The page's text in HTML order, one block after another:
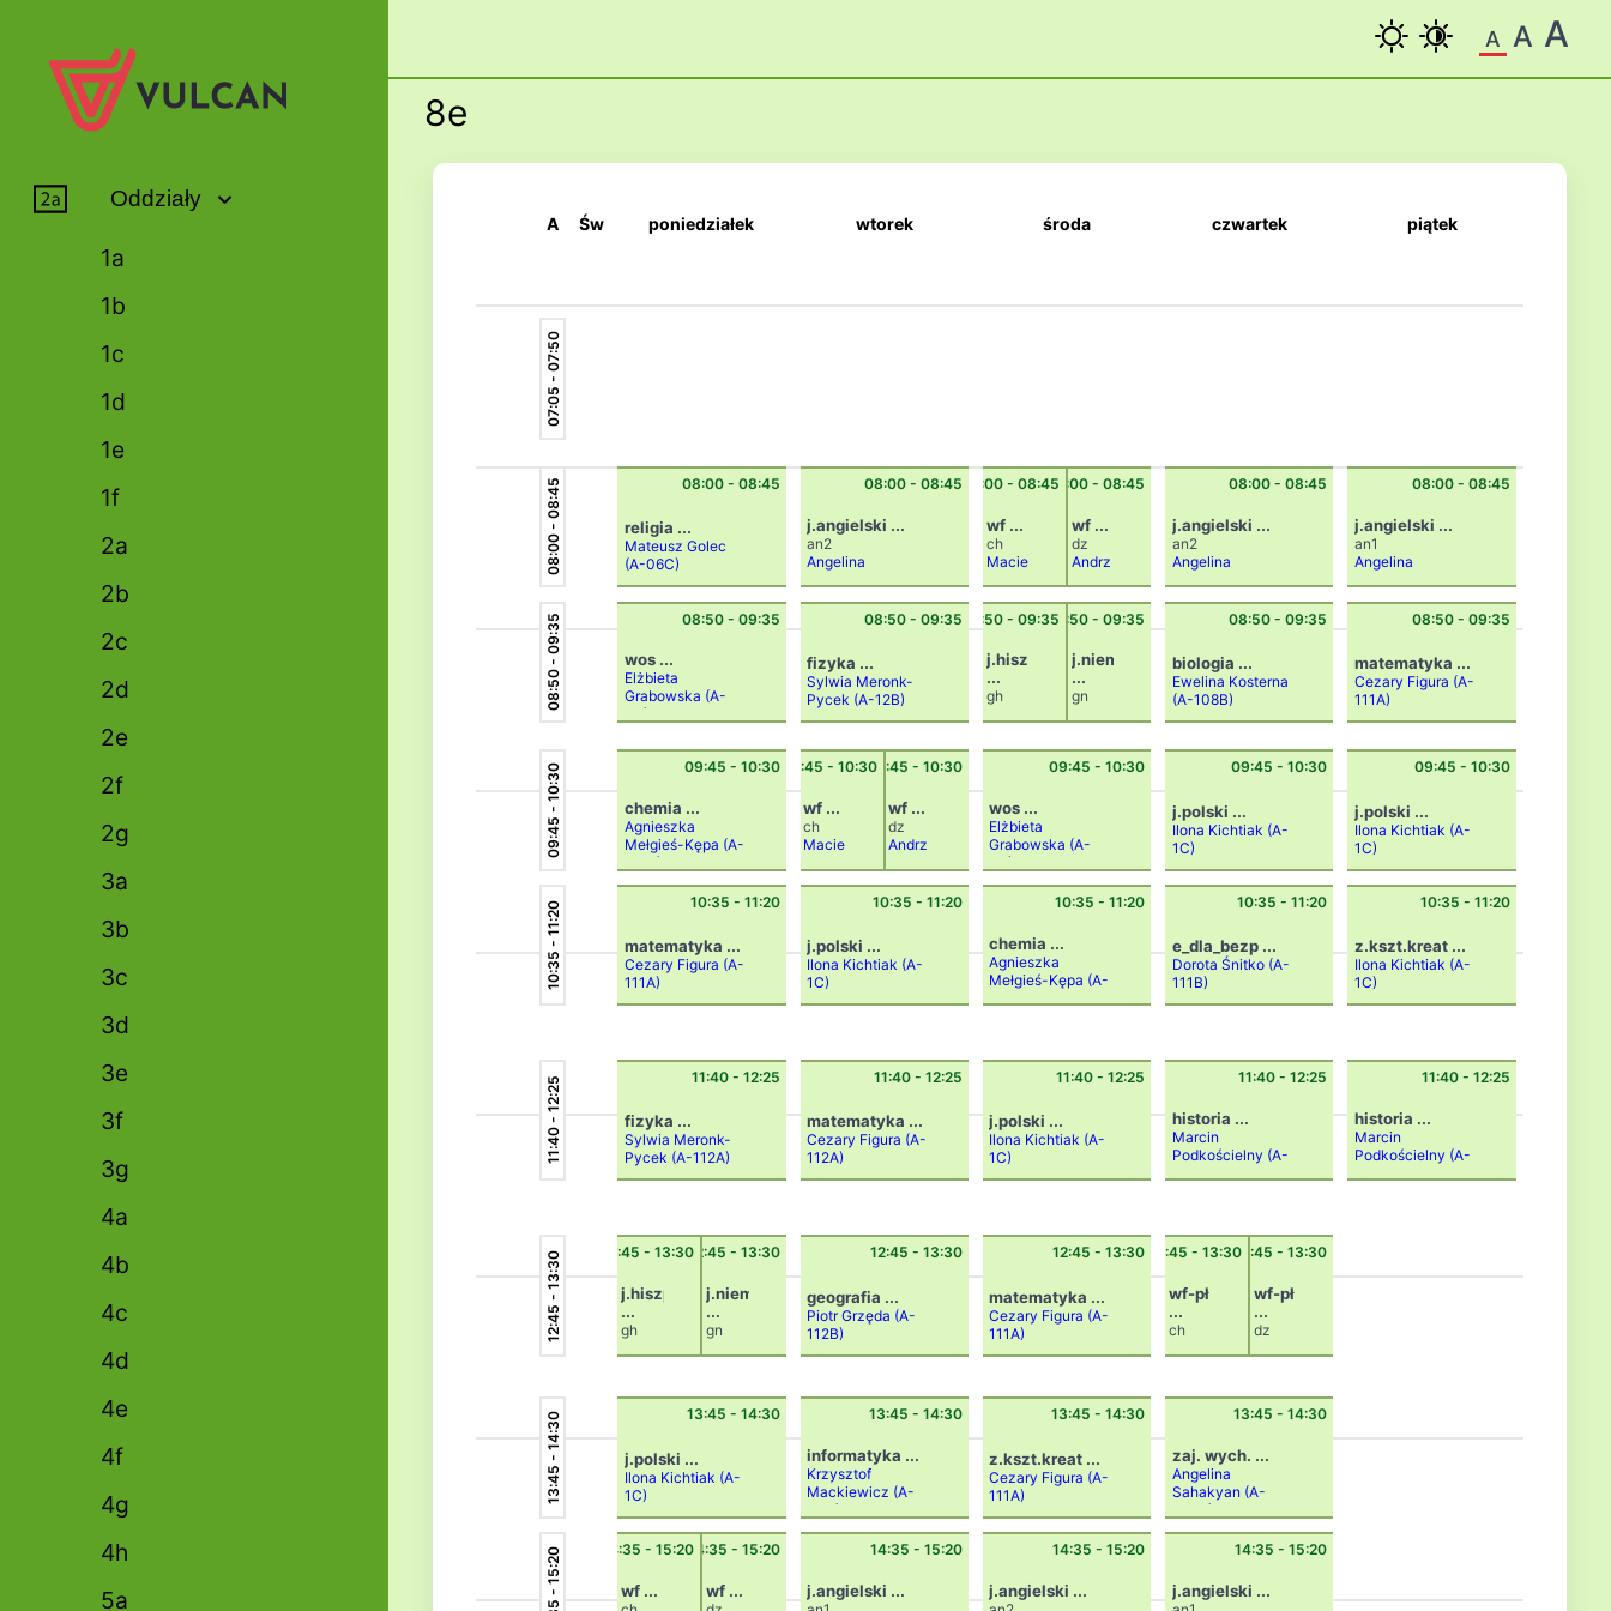
Oddziały
1a
1b
1c
1d
1e
1f
2a
2b
2c
2d
2e
2f
2g
3a
3b
3c
3d
3e
3f
3g
4a
4b
4c
4d
4e
4f
4g
4h
5a
A A A
8e
A
07:05 - 07:50
08:00 - 08:45
08:50 - 09:35
09:45 - 10:30
10:35 - 11:20
11:40 - 12:25
12:45 - 13:30
13:45 - 14:30
14:35 - 15:20
Św poniedziałek
08:00 - 08:45
religia ...
Mateusz Golec
(A-06C)
08:50 - 09:35
wos ...
Elżbieta
Grabowska (A-
5C)
09:45 - 10:30
chemia ...
Agnieszka
Mełgieś-Kępa (A-
115B)
10:35 - 11:20
matematyka ...
Cezary Figura (A-
111A)
11:40 - 12:25
fizyka ...
Sylwia Meronk-
Pycek (A-112A)
12:45 - 13:30
j.hiszpański
...
gh
(A-
12:45 - 13:30
j.niemiecki
...
gn
Paszk
o (A-
13:45 - 14:30
j.polski ...
Ilona Kichtiak (A-
1C)
14:35 - 15:20
wf ...
14:35 - 15:20
wf ...
wtorek
08:00 - 08:45
j.angielski ...
an2
Angelina
08:50 - 09:35
fizyka ...
Sylwia Meronk-
Pycek (A-12B)
09:45 - 10:30
wf ...
ch
Macie
Szyd
09:45 - 10:30
wf ...
dz
Andrz
Michn
iewic
10:35 - 11:20
j.polski ...
Ilona Kichtiak (A-
1C)
11:40 - 12:25
matematyka ...
Cezary Figura (A-
112A)
12:45 - 13:30
geografia ...
Piotr Grzęda (A-
112B)
13:45 - 14:30
informatyka ...
Krzysztof
Mackiewicz (A-
02C)
14:35 - 15:20
j.angielski ...
środa
08:00 - 08:45
wf ...
ch
Macie
uk (A-
08:00 - 08:45
wf ...
dz
Andrz
iewic
D2)
08:50 - 09:35
j.hiszpański
...
gh
Ożóg
08:50 - 09:35
j.niemiecki
...
gn
Parol-
Paszk
09:45 - 10:30
wos ...
Elżbieta
Grabowska (A-
5C)
10:35 - 11:20
chemia ...
Agnieszka
Mełgieś-Kępa (A-
11:40 - 12:25
j.polski ...
Ilona Kichtiak (A-
1C)
12:45 - 13:30
matematyka ...
Cezary Figura (A-
111A)
13:45 - 14:30
z.kszt.kreat ...
Cezary Figura (A-
111A)
14:35 - 15:20
j.angielski ...
czwartek
08:00 - 08:45
j.angielski ...
an2
Angelina
08:50 - 09:35
biologia ...
Ewelina Kosterna
(A-108B)
09:45 - 10:30
j.polski ...
Ilona Kichtiak (A-
1C)
10:35 - 11:20
e_dla_bezp ...
Dorota Śnitko (A-
111B)
11:40 - 12:25
historia ...
Marcin
Podkościelny (A-
12:45 - 13:30
wf-pł
...
ch
la (A-
12:45 - 13:30
wf-pł
...
dz
iewic
z (A-
13:45 - 14:30
zaj. wych. ...
Angelina
Sahakyan (A-
109C)
14:35 - 15:20
j.angielski ...
piątek
08:00 - 08:45
j.angielski ...
an1
Angelina
08:50 - 09:35
matematyka ...
Cezary Figura (A-
111A)
09:45 - 10:30
j.polski ...
Ilona Kichtiak (A-
1C)
10:35 - 11:20
z.kszt.kreat ...
Ilona Kichtiak (A-
1C)
11:40 - 12:25
historia ...
Marcin
Podkościelny (A-